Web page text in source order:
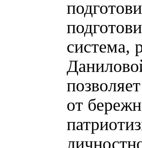
система,
от